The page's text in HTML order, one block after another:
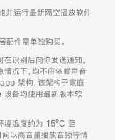
并运行最新隔空播放软件
件需单独购买。
识别后向你发送通知。
况下，均不应依赖声音
架构，该架构于家庭
备均使用最新版本软
境温度约为 15ºC 至
以高音量播放音频等情